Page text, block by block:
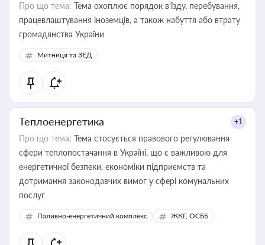
Про що тема: Тема охоплює порядок в’їзду, перебування,
працевлаштування іноземців, а також набуття або втрату
громадянства України
Митниця та ЗЕД
Теплоенергетика +1
Про що тема: Тема стосується правового регулювання
сфери теплопостачання в Україні, що є важливою для
енергетичної безпеки, економіки підприємств та
дотримання законодавчих вимог у сфері комунальних
послуг
Паливно-енергетичний комплекс ЖКГ, ОСББ